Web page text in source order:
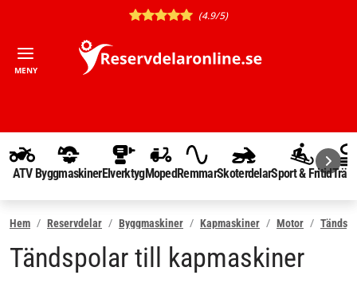
(4.9/5)
MENY
ATV ByggmaskinerElverktygMopedRemmarSkoterdelarSport & Fritid
Hem Reservdelar Byggmaskiner Kapmaskiner Motor
Tändspolar till kapmaskiner